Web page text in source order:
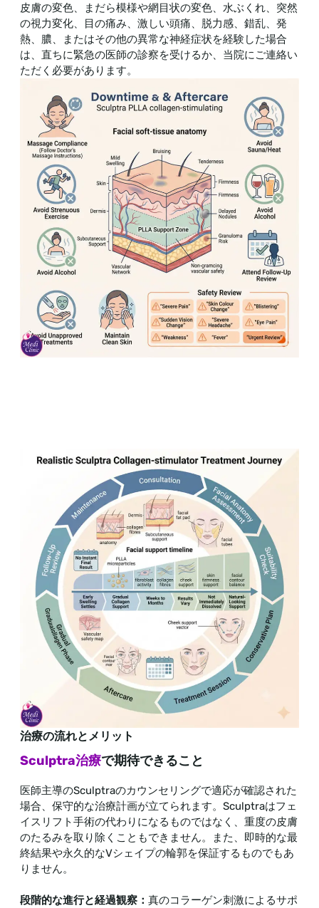
皮膚の変色、まだら模様や網目状の変色、水ぶくれ、突然
の視力変化、目の痛み、激しい頭痛、脱力感、錯乱、発
熱、膿、またはその他の異常な神経症状を経験した場合
は、直ちに緊急の医師の診察を受けるか、当院にご連絡い
ただく必要があります。
治療の流れとメリット
Sculptra治療で期待できること
医師主導のSculptraのカウンセリングで適応が確認された
場合、保守的な治療計画が立てられます。Sculptraはフェ
イスリフト手術の代わりになるものではなく、重度の皮膚
のたるみを取り除くこともできません。また、即時的な最
終結果や永久的なVシェイプの輪郭を保証するものでもあ
りません。
段階的な進行と経過観察： 真のコラーゲン刺激によるサポ